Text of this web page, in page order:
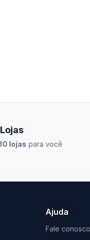
lojas para você
Elevato Xangri-Lá
Ajuda
Fale conosco